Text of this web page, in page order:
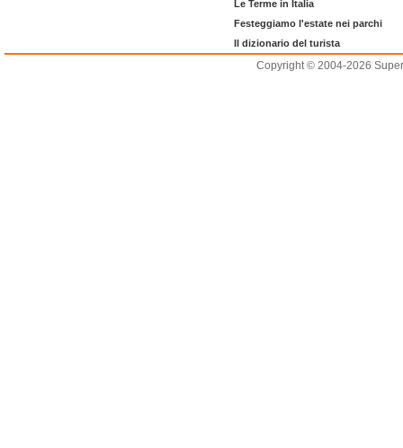
Le Terme in Italia
Festeggiamo l'estate nei parchi
Il dizionario del turista
Copyright © 2004-2026